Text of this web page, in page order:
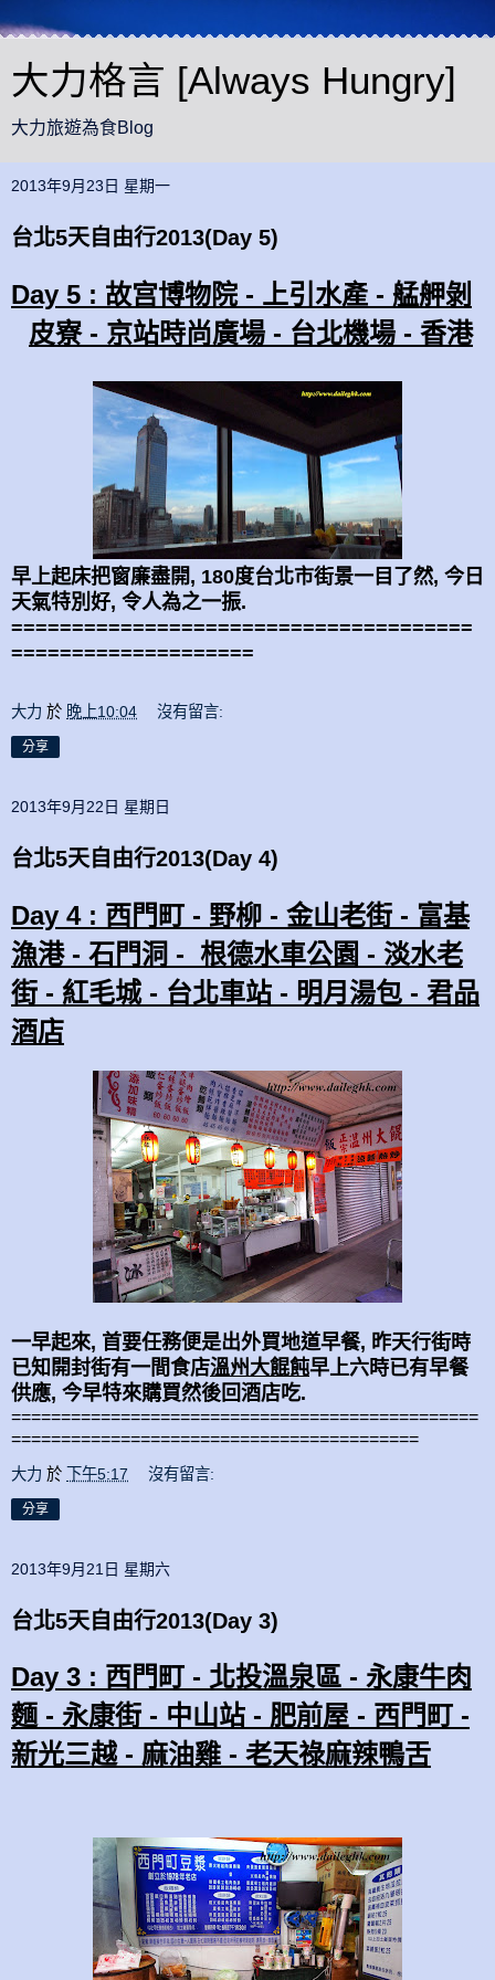
大力格言 [Always Hungry]
大力旅遊為食Blog
2013年9月23日 星期一
台北5天自由行2013(Day 5)
Day 5 : 故宫博物院- 上引水產 - 艋舺剝
皮寮- 京站時尚廣場 - 台北機場 - 香港
早上起床把窗廉盡開, 180度台北市街景一目了然, 今日
天氣特別好, 令人為之一振.
======================================
====================
大力 於 晚上10:04 沒有留言:
分享
2013年9月22日 星期日
台北5天自由行2013(Day 4)
Day 4 : 西門町 - 野柳 - 金山老街 - 富基
漁港 - 石門洞 - 根德水車公園 - 淡水老
街 - 紅毛城 - 台北車站 - 明月湯包 - 君品
酒店
一早起來, 首要任務便是出外買地道早餐, 昨天行街時
已知開封街有一間食店溫州大餛飩早上六時已有早餐
供應, 今早特來購買然後回酒店吃.
===============================================
=========================================
大力 於 下午5:17 沒有留言:
分享
2013年9月21日 星期六
台北5天自由行2013(Day 3)
Day 3 : 西門町 - 北投溫泉區 - 永康牛肉
麵 - 永康街 - 中山站 - 肥前屋 - 西門町 -
新光三越 - 麻油雞 - 老天祿麻辣鴨舌